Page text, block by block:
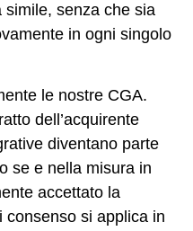
simile, senza che sia
in ogni singolo
le nostre CGA.
dell’acquirente
diventano parte
se e nella misura in
accettato la
consenso si applica in